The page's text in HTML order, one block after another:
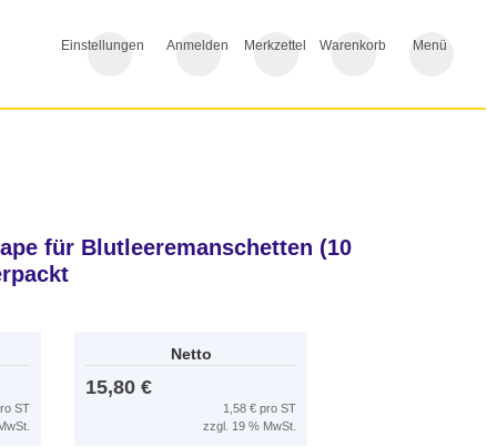
Einstellungen Anmelden Merkzettel Warenkorb Menü
für Blutleeremanschetten (10
ST
Netto
15,80 €
1,58 € pro ST
zzgl. 19 % MwSt.